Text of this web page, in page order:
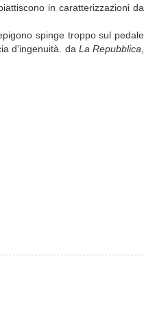
in caratterizzazioni da
spinge troppo sul pedale
d'ingenuità. da La Repubblica